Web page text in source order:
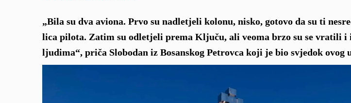
„Bila su dva aviona. Prvo su nadletjeli kolonu, nisko, gotovo da su ti
lica pilota. Zatim su odletjeli prema Ključu, ali veoma brzo su se vratili
ljudima“, priča Slobodan iz Bosanskog Petrovca koji je bio svjedok ovog